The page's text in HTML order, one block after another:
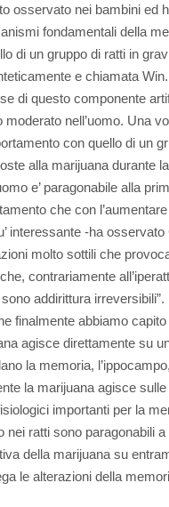
osservato nei bambini ed
fondamentali della
di un gruppo di ratti in
e chiamata
di questo componente
nell’uomo. Una
con quello di un
alla marijuana durante
e’ paragonabile alla
che con l’aumentare
interessante -ha osservato
molto sottili che
contrariamente
addirittura irreversibili”.
finalmente abbiamo
agisce direttamente su
la memoria,
la marijuana agisce
importanti per la
ratti sono paragonabili a
della marijuana su
le alterazioni della